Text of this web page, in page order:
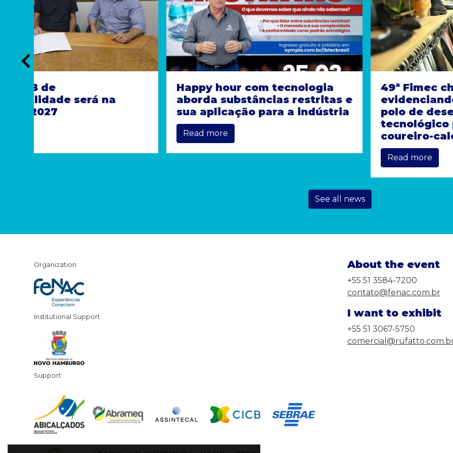
Happy hour com tecnologia
aborda substâncias restritas e
sua aplicação para a indústria
49ª Fimec chega ao fim
evidenciando o Brasil como
polo de desenvolvimento
tecnológico para o setor
See all news
Organization:
Institutional Support
Support
About the event
+55 51 3584-7200
contato@fenac.com.br
I want to exhibit
+55 51 3067-5750